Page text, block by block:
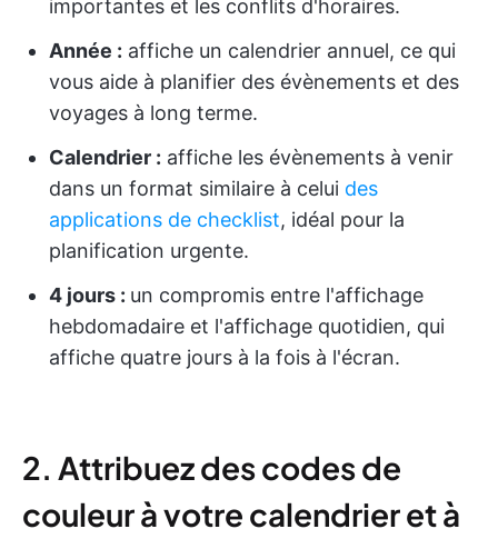
importantes et les conflits d'horaires.
Année : affiche un calendrier annuel, ce qui
vous aide à planifier des évènements et des
voyages à long terme.
Calendrier : affiche les évènements à venir
dans un format similaire à celui des
applications de checklist, idéal pour la
planification urgente.
4 jours : un compromis entre l'affichage
hebdomadaire et l'affichage quotidien, qui
affiche quatre jours à la fois à l'écran.
2. Attribuez des codes de
couleur à votre calendrier et à